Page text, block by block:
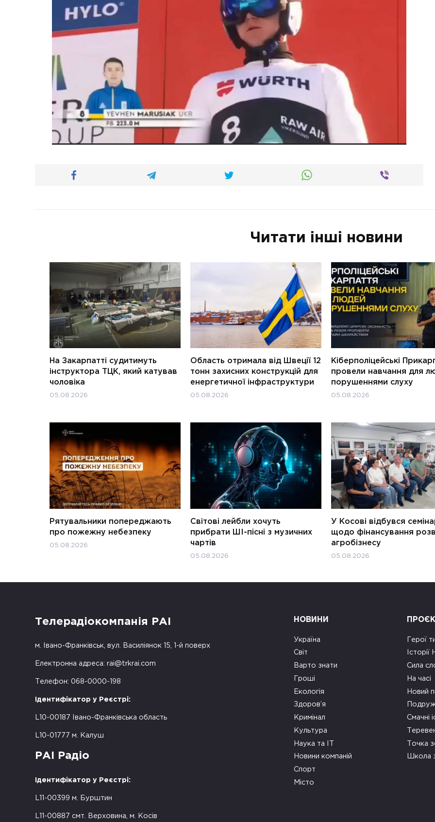
Читати інші новини
На Закарпатті судитимуть
інструктора ТЦК, який катував
чоловіка
05.08.2026
Область отримала від Швеції 12
тонн захисних конструкцій для
енергетичної інфраструктури
05.08.2026
Кіберполіцейські
провели навчання для
порушеннями слуху
05.08.2026
Рятувальники попереджають
про пожежну небезпеку
05.08.2026
Світові лейбли хочуть
прибрати ШІ-пісні з музичних
чартів
05.08.2026
У Косові відбувся
щодо фінансування
агробізнесу
05.08.2026
Телерадіокомпанія РАІ
м. Івано-Франківськ, вул. Василіянок 15, 1-й поверх
Електронна адреса: rai@trkrai.com
Телефон: 068-0000-198
Ідентифікатор у Реєстрі:
L10-00187 Івано-Франківська область
L10-01777 м. Калуш
РАІ Радіо
Ідентифікатор у Реєстрі:
L11-00399 м. Бурштин
L11-00887 смт. Верховина, м. Косів
НОВИНИ
Україна
Світ
Варто знати
Гроші
Екологія
Здоров’я
Кримінал
Культура
Наука та ІТ
Новини компаній
Спорт
Місто
Герої
Сила
На часі
Новий
Смачні
Точка
Школа